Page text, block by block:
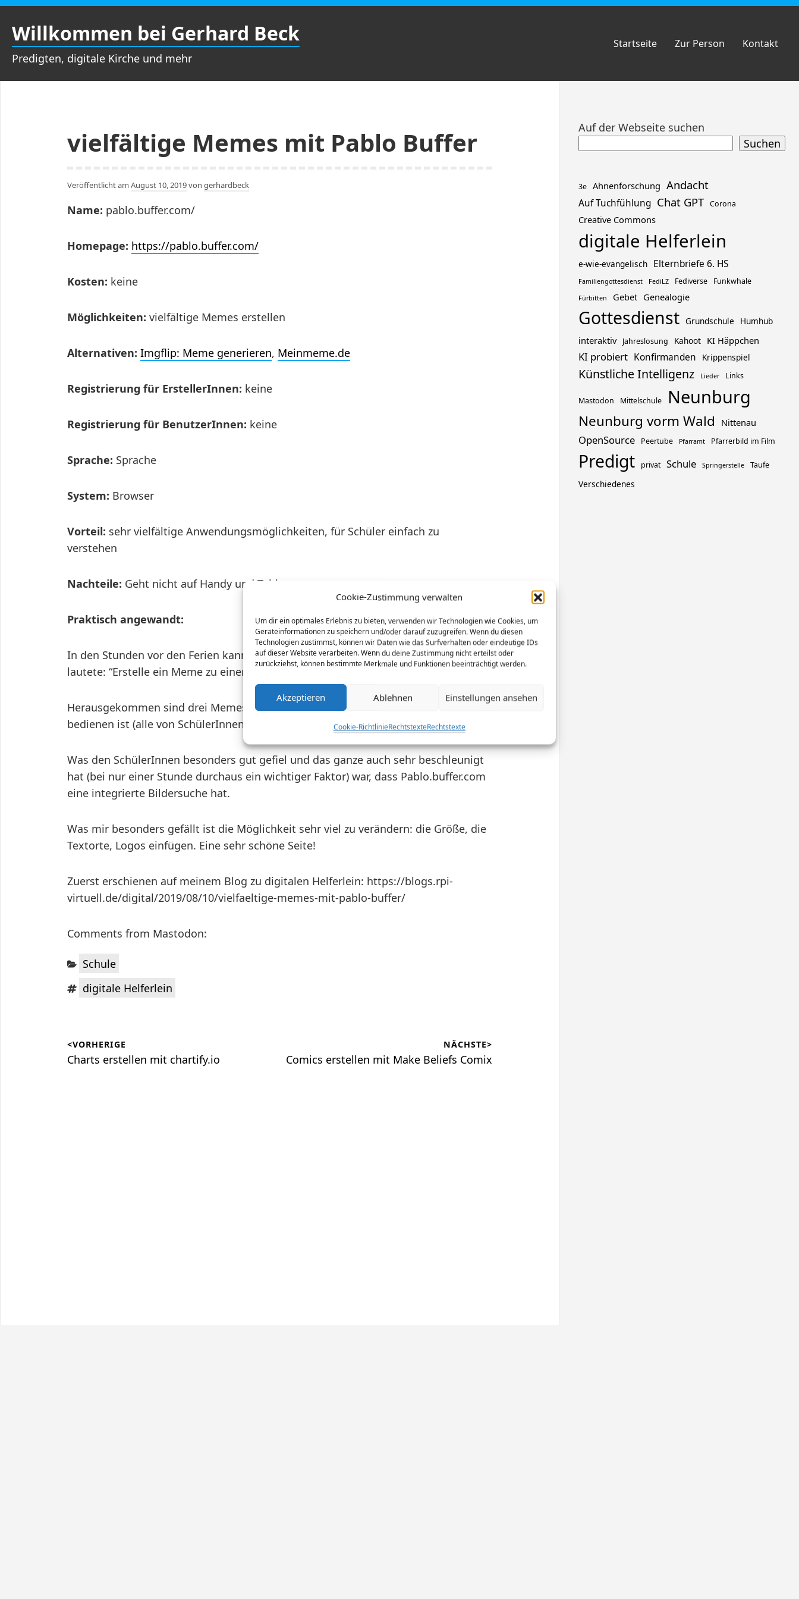
Cookie-Zustimmung verwalten
Um dir ein optimales Erlebnis zu bieten, verwenden wir Technologien wie Cookies, um
Geräteinformationen zu speichern und/oder darauf zuzugreifen. Wenn du diesen
Technologien zustimmst, können wir Daten wie das Surfverhalten oder eindeutige IDs
auf dieser Website verarbeiten. Wenn du deine Zustimmung nicht erteilst oder
zurückziehst, können bestimmte Merkmale und Funktionen beeinträchtigt werden.
Akzeptieren Ablehnen Einstellungen ansehen
Cookie-RichtlinieRechtstexteRechtstexte
Zum
Inhalt
springen
Willkommen bei Gerhard Beck
Predigten, digitale Kirche und mehr
Startseite Zur Person Kontakt
vielfältige Memes mit Pablo Buffer
Veröffentlicht am August 10, 2019von gerhardbeck
Name: pablo.buffer.com/
Homepage: https://pablo.buffer.com/
Kosten: keine
Möglichkeiten: vielfältige Memes erstellen
Alternativen: Imgflip: Meme generieren, Meinmeme.de
Registrierung für ErstellerInnen: keine
Registrierung für BenutzerInnen: keine
Sprache: Sprache
System: Browser
Vorteil: sehr vielfältige Anwendungsmöglichkeiten, für Schüler einfach zu
verstehen
Nachteile: Geht nicht auf Handy und Tablet
Praktisch angewandt:
In den Stunden vor den Ferien kann man ja mal wild drauf los testen. Eine Aufgabe
lautete: “Erstelle ein Meme zu einer Einheit in diesem Schuljahr”.
Herausgekommen sind drei Memes, die zeigen wie leicht Pablo.buffer.com zu
bedienen ist (alle von SchülerInnen erstellt):
Was den SchülerInnen besonders gut gefiel und das ganze auch sehr beschleunigt
hat (bei nur einer Stunde durchaus ein wichtiger Faktor) war, dass Pablo.buffer.com
eine integrierte Bildersuche hat.
Was mir besonders gefällt ist die Möglichkeit sehr viel zu verändern: die Größe, die
Textorte, Logos einfügen. Eine sehr schöne Seite!
Zuerst erschienen auf meinem Blog zu digitalen Helferlein: https://blogs.rpi-
virtuell.de/digital/2019/08/10/vielfaeltige-memes-mit-pablo-buffer/
Comments from Mastodon:
Kategorien:
Schule
Schlagwörter:
digitale Helferlein
<VORHERIGE
Vorheriger
Charts erstellen mit chartify.io
NÄCHSTE>
Nächster
Comics erstellen mit Make Beliefs Comix
Zum
Auf der Webseite suchen
Suchen
3e Ahnenforschung Andacht
Auf Tuchfühlung Chat GPT Corona
Creative Commons
digitale Helferlein
e-wie-evangelisch Elternbriefe 6. HS
Familiengottesdienst FediLZ Fediverse Funkwhale
Fürbitten Gebet Genealogie
Gottesdienst Grundschule Humhub
interaktiv Jahreslosung Kahoot KI Häppchen
KI probiert Konfirmanden Krippenspiel
Künstliche Intelligenz Lieder Links
Mastodon Mittelschule Neunburg
Neunburg vorm Wald Nittenau
OpenSource Peertube Pfarramt Pfarrerbild im Film
Predigt privat Schule Springerstelle Taufe
Verschiedenes